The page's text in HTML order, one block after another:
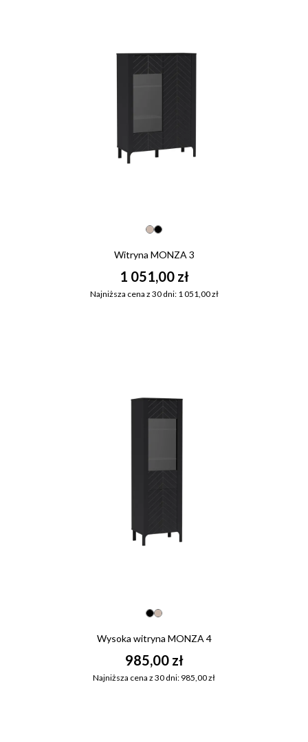
Witryna MONZA 3
1 051,00 zł
Najniższa cena z 30 dni: 1 051,00 zł
Wysoka witryna MONZA 4
985,00 zł
Najniższa cena z 30 dni: 985,00 zł